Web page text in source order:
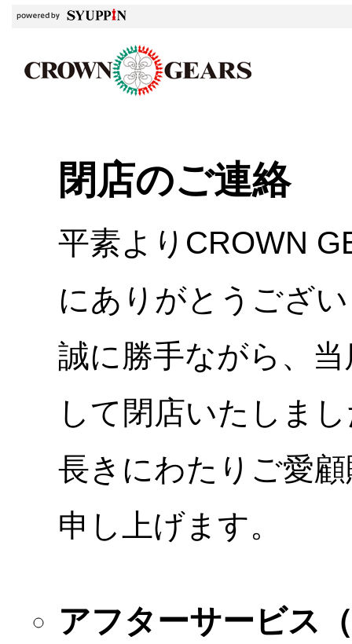
閉店のご連絡
平素よりCROWN
にありがとうござ
誠に勝手ながら、
して閉店いたしま
長きにわたりご愛
申し上げます。
アフターサービス